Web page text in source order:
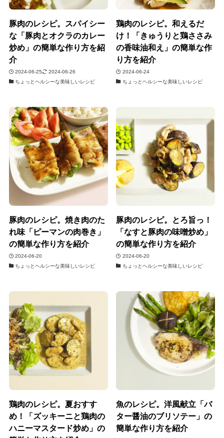
豚肉のレシピ。スパイシー
な「豚肉とオクラのカレー
炒め」の簡単な作り方を紹
介
2024-06-25
2024-06-26
ちょっとヘルシーな美味しいレシピ
鶏肉のレシピ。和えるだ
け！「きゅうりと鶏ささみ
の香味油和え」の簡単な作
り方を紹介
2024-06-24
ちょっとヘルシーな美味しいレシピ
豚肉のレシピ。焼き肉のた
れ味「ピーマンの肉巻き」
の簡単な作り方を紹介
2024-06-20
ちょっとヘルシーな美味しいレシピ
豚肉のレシピ。とろ旨っ！
「なすと豚肉の味噌炒め」
の簡単な作り方を紹介
2024-06-20
ちょっとヘルシーな美味しいレシピ
鶏肉のレシピ。夏おすす
め！「ズッキーニと鶏肉の
ハニーマスタード炒め」の
魚のレシピ。洋風献立「バ
ター醤油のブリソテー」の
簡単な作り方を紹介